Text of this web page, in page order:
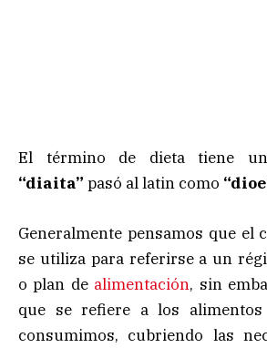
El término de dieta tiene
“diaita” pasó al latin como
Generalmente pensamos que el
se utiliza para referirse a un
o plan de alimentación, sin
que se refiere a los
consumimos, cubriendo las